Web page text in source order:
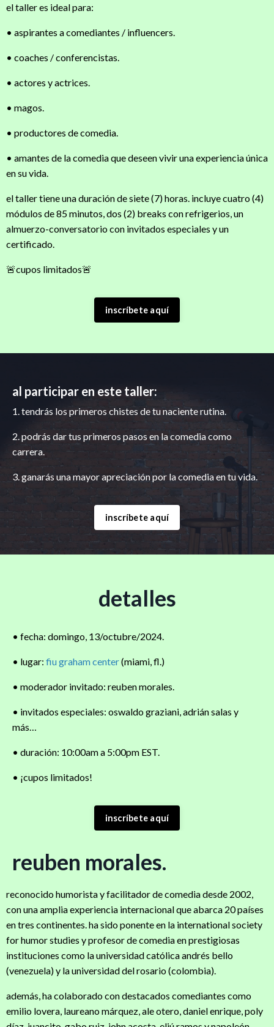
el taller es ideal para:
• aspirantes a comediantes / influencers.
• coaches / conferencistas.
• actores y actrices.
• magos.
• productores de comedia.
• amantes de la comedia que deseen vivir una experiencia única
en su vida.
el taller tiene una duración de siete (7) horas. incluye cuatro (4)
módulos de 85 minutos, dos (2) breaks con refrigerios, un
almuerzo-conversatorio con invitados especiales y un
certificado.
🚨cupos limitados🚨
inscríbete aquí
al participar en este taller:
1. tendrás los primeros chistes de tu naciente rutina.
2. podrás dar tus primeros pasos en la comedia como
carrera.
3. ganarás una mayor apreciación por la comedia en tu vida.
inscríbete aquí
detalles
• fecha: domingo, 13/octubre/2024.
• lugar: fiu graham center(miami, fl.)
• moderador invitado: reuben morales.
• invitados especiales: oswaldo graziani, adrián salas y
más…
• duración: 10:00am a 5:00pm EST.
• ¡cupos limitados!
inscríbete aquí
reuben morales.
reconocido humorista y facilitador de comedia desde 2002,
con una amplia experiencia internacional que abarca 20 países
en tres continentes. ha sido ponente en la international society
for humor studies y profesor de comedia en prestigiosas
instituciones como la universidad católica andrés bello
(venezuela) y la universidad del rosario (colombia).
además, ha colaborado con destacados comediantes como
emilio lovera, laureano márquez, ale otero, daniel enrique, poly